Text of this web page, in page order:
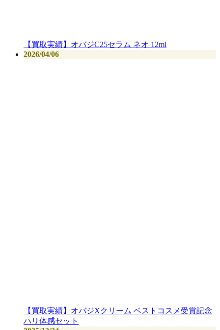
【買取実績】オバジC25セラム ネオ 12ml
2026/04/06
【買取実績】オバジXクリーム ベストコスメ受賞記念
ハリ体感セット